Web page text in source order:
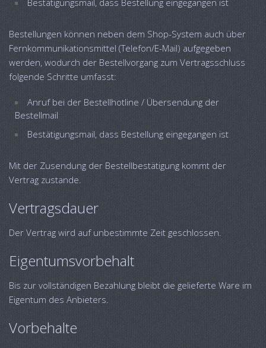
Bestätigungsmail, dass Bestellung eingegangen ist
Bestellungen können neben dem Shop-System auch über
Fernkommunikationsmittel (Telefon/E-Mail) aufgegeben
werden, wodurch der Bestellvorgang zum Vertragsschluss
folgende Schritte umfasst:
Anruf bei der Bestellhotline / Übersendung der
Bestellmail
Bestätigungsmail, dass Bestellung eingegangen ist
Mit der Zusendung der Bestellbestätigung kommt der
Vertrag zustande.
Vertragsdauer
Der Vertrag wird auf unbestimmte Zeit geschlossen.
Eigentumsvorbehalt
Bis zur vollständigen Bezahlung bleibt die gelieferte Ware im
Eigentum des Anbieters.
Vorbehalte